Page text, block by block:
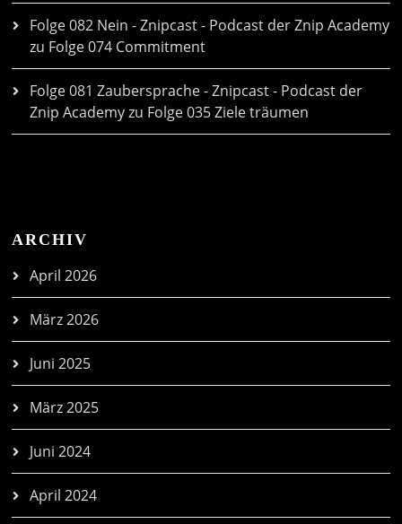
Folge 082 Nein - Znipcast - Podcast der Znip Academy
zu Folge 074 Commitment
Folge 081 Zaubersprache - Znipcast - Podcast der
Znip Academyzu Folge 035 Ziele träumen
ARCHIV
April 2026
März 2026
Juni 2025
März 2025
Juni 2024
April 2024